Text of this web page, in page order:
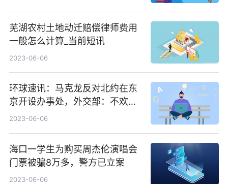
芜湖农村土地动迁赔偿律师费用
一般怎么计算_当前短讯
2023-06-06
环球速讯：马克龙反对北约在东
京开设办事处，外交部：不欢迎
北约把触角伸向亚洲
2023-06-06
海口一学生为购买周杰伦演唱会
门票被骗8万多，警方已立案
2023-06-06